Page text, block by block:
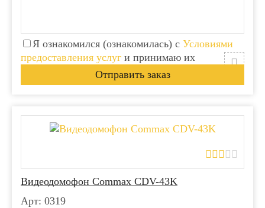
Я ознакомился (ознакомилась) с Условиями
предоставления услуг и принимаю их
Видеодомофон Commax CDV-43K
Арт: 0319